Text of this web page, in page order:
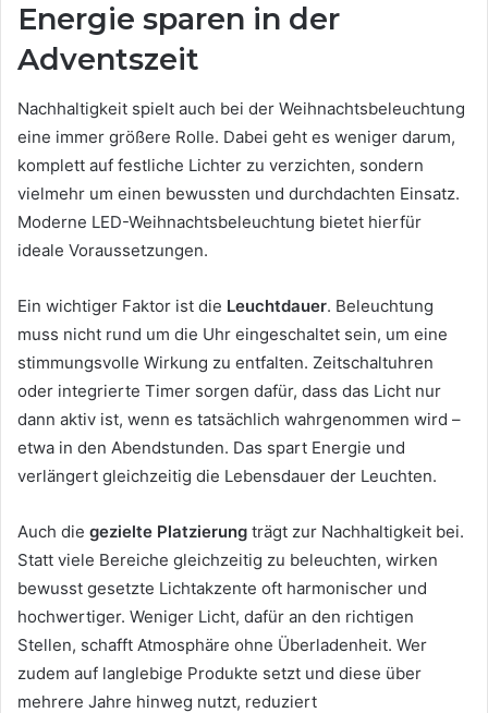
Energie sparen in der
Adventszeit
Nachhaltigkeit spielt auch bei der Weihnachtsbeleuchtung
eine immer größere Rolle. Dabei geht es weniger darum,
komplett auf festliche Lichter zu verzichten, sondern
vielmehr um einen bewussten und durchdachten Einsatz.
Moderne LED-Weihnachtsbeleuchtung bietet hierfür
ideale Voraussetzungen.
Ein wichtiger Faktor ist die Leuchtdauer. Beleuchtung
muss nicht rund um die Uhr eingeschaltet sein, um eine
stimmungsvolle Wirkung zu entfalten. Zeitschaltuhren
oder integrierte Timer sorgen dafür, dass das Licht nur
dann aktiv ist, wenn es tatsächlich wahrgenommen wird –
etwa in den Abendstunden. Das spart Energie und
verlängert gleichzeitig die Lebensdauer der Leuchten.
Auch die gezielte Platzierung trägt zur Nachhaltigkeit bei.
Statt viele Bereiche gleichzeitig zu beleuchten, wirken
bewusst gesetzte Lichtakzente oft harmonischer und
hochwertiger. Weniger Licht, dafür an den richtigen
Stellen, schafft Atmosphäre ohne Überladenheit. Wer
zudem auf langlebige Produkte setzt und diese über
mehrere Jahre hinweg nutzt, reduziert